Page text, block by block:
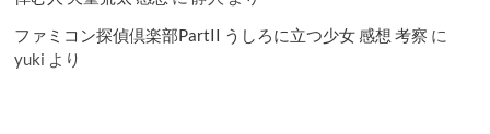
ファミコン探偵倶楽部PartII うしろに立つ少女 感想 考察 に
yuki より